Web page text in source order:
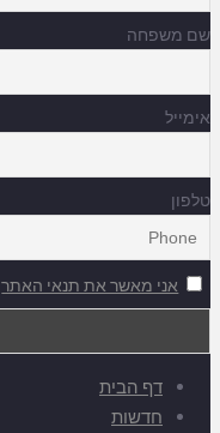
שם משפחה
אימייל
טלפון
אני מאשר את תנאי האתר
דף הבית
חדשות